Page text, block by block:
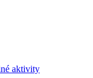
aktivity